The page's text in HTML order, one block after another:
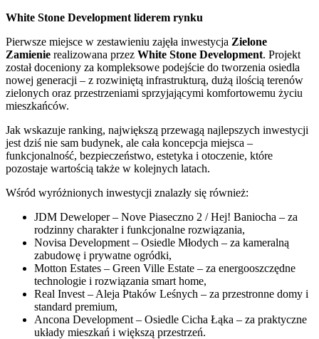
White Stone Development liderem rynku
Pierwsze miejsce w zestawieniu zajęła inwestycja Zielone
Zamienie realizowana przez White Stone Development. Projekt
został doceniony za kompleksowe podejście do tworzenia osiedla
nowej generacji – z rozwiniętą infrastrukturą, dużą ilością terenów
zielonych oraz przestrzeniami sprzyjającymi komfortowemu życiu
mieszkańców.
Jak wskazuje ranking, największą przewagą najlepszych inwestycji
jest dziś nie sam budynek, ale cała koncepcja miejsca –
funkcjonalność, bezpieczeństwo, estetyka i otoczenie, które
pozostaje wartością także w kolejnych latach.
Wśród wyróżnionych inwestycji znalazły się również:
JDM Deweloper – Nove Piaseczno 2 / Hej! Baniocha – za
rodzinny charakter i funkcjonalne rozwiązania,
Novisa Development – Osiedle Młodych – za kameralną
zabudowę i prywatne ogródki,
Motton Estates – Green Ville Estate – za energooszczędne
technologie i rozwiązania smart home,
Real Invest – Aleja Ptaków Leśnych – za przestronne domy i
standard premium,
Ancona Development – Osiedle Cicha Łąka – za praktyczne
układy mieszkań i większą przestrzeń.